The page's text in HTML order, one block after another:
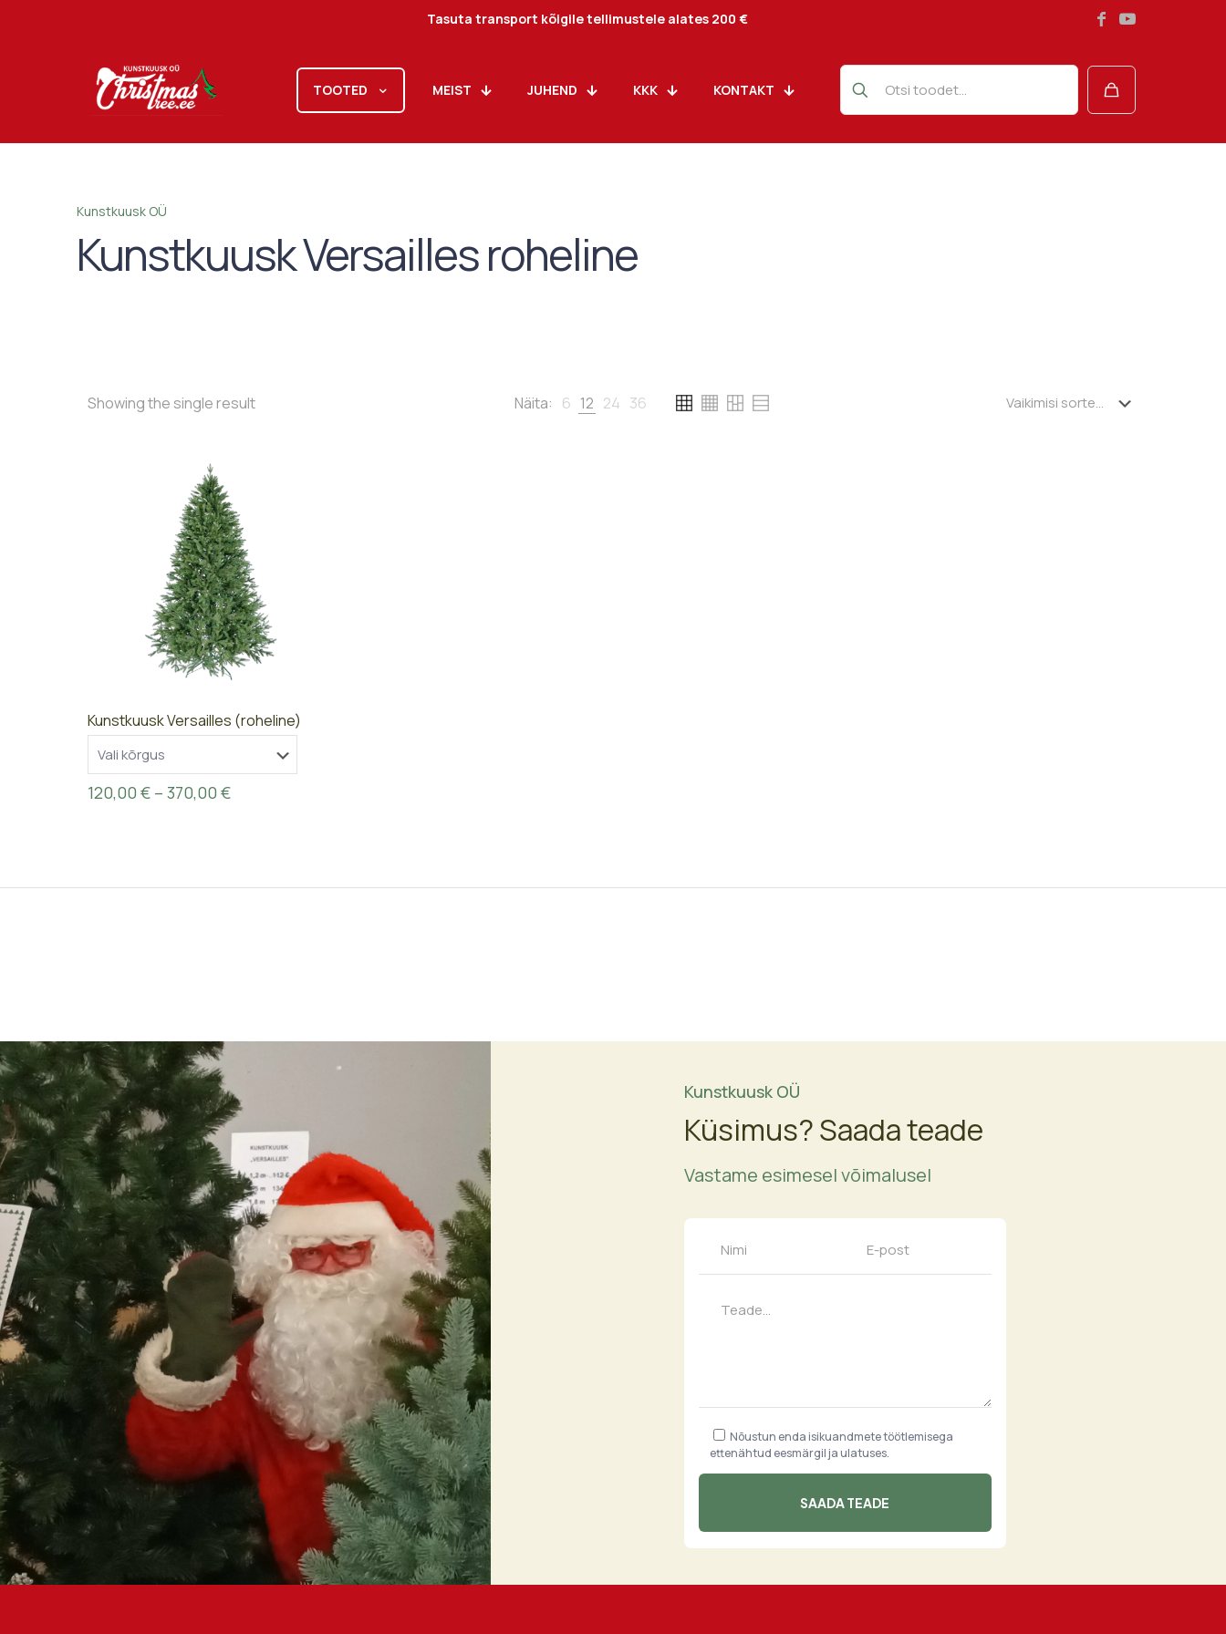
Tasuta transport kõigile tellimustele alates 200 €
TOOTED MEIST JUHEND KKK KONTAKT
Kunstkuusk OÜ
Kunstkuusk Versailles roheline
Showing the single result Näita: 6 12 24 36
Kunstkuusk Versailles (roheline)
120,00 € – 370,00 €Price
370,00 €
Kunstkuusk OÜ
Küsimus? Saada teade
Vastame esimesel võimalusel
Nõustun enda isikuandmete töötlemisega
ettenähtud eesmärgil ja ulatuses.